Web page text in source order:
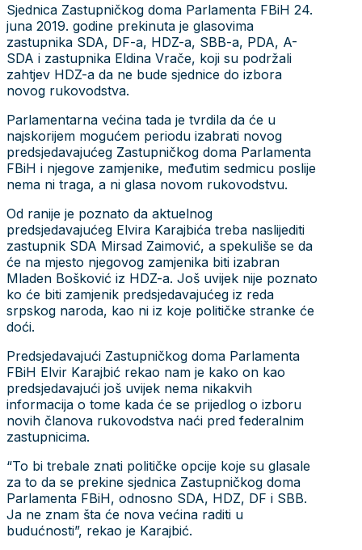
Sjednica Zastupničkog doma Parlamenta FBiH 24.
juna 2019. godine prekinuta je glasovima
zastupnika SDA, DF-a, HDZ-a, SBB-a, PDA, A-
SDA i zastupnika Eldina Vrače, koji su podržali
zahtjev HDZ-a da ne bude sjednice do izbora
novog rukovodstva.
Parlamentarna većina tada je tvrdila da će u
najskorijem mogućem periodu izabrati novog
predsjedavajućeg Zastupničkog doma Parlamenta
FBiH i njegove zamjenike, međutim sedmicu poslije
nema ni traga, a ni glasa novom rukovodstvu.
Od ranije je poznato da aktuelnog
predsjedavajućeg Elvira Karajbića treba naslijediti
zastupnik SDA Mirsad Zaimović, a spekuliše se da
će na mjesto njegovog zamjenika biti izabran
Mladen Bošković iz HDZ-a. Još uvijek nije poznato
ko će biti zamjenik predsjedavajućeg iz reda
srpskog naroda, kao ni iz koje političke stranke će
doći.
Predsjedavajući Zastupničkog doma Parlamenta
FBiH Elvir Karajbić rekao nam je kako on kao
predsjedavajući još uvijek nema nikakvih
informacija o tome kada će se prijedlog o izboru
novih članova rukovodstva naći pred federalnim
zastupnicima.
“To bi trebale znati političke opcije koje su glasale
za to da se prekine sjednica Zastupničkog doma
Parlamenta FBiH, odnosno SDA, HDZ, DF i SBB.
Ja ne znam šta će nova većina raditi u
budućnosti”, rekao je Karajbić.